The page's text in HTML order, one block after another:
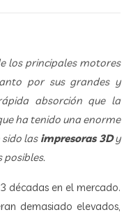
los principales motores
por sus grandes y
absorción que la
ha tenido una enorme
las impresoras 3Dy
posibles.
décadas en el mercado.
demasiado elevados,